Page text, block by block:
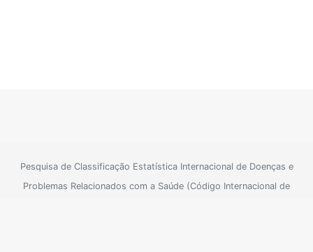
Pesquisa de Classificação Estatística Internacional de Doenças e
Problemas Relacionados com a Saúde (Código Internacional de